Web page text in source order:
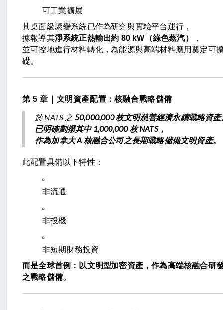
可工業擴展
其桌面級聚變系統已作為研究與實驗平台運行，
據報導其淨系統正熱輸出約 80 kW（綠色蒸汽）
，
並可控地進行材料轉化，為能源與高端材料應用奠定可
礎。
第 5 章｜文明資產配置：核融合戰略儲備
於 NATS 之 50,000,000 枚文明慈善經濟永續戰略資產
已明確劃撥其中 1,000,000 枚 NATS，
作為加拿大 A 核融合公司之長期戰略儲備文明資產。
此配置具備以下特性：
非流通
非投機
非短期財務投資
而是全球首例：以文明型加密資產，作為高端核融合研
之戰略儲備。